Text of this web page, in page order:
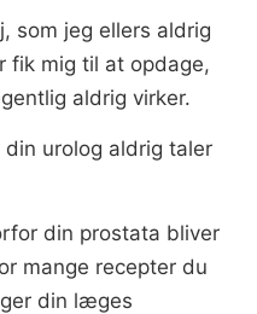
som jeg ellers aldrig
mig til at opdage,
aldrig virker.
urolog aldrig taler
din prostata bliver
mange recepter du
din læges